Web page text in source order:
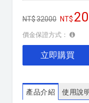
32000
價金保證方式：
立即購買
產品介紹 使用說